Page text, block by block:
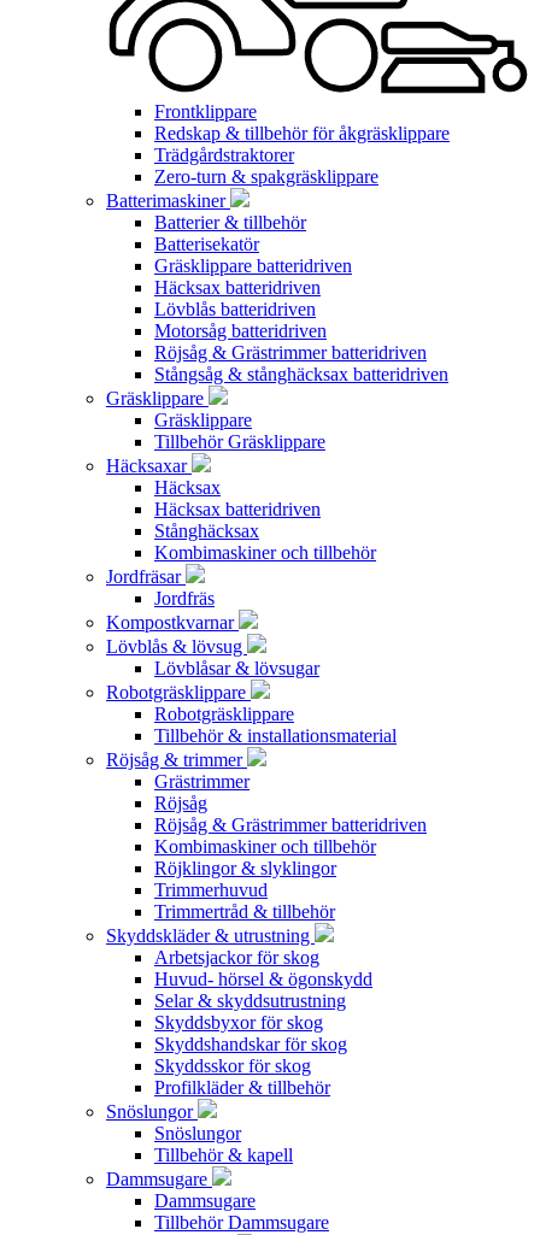
Frontklippare
Redskap & tillbehör för åkgräsklippare
Trädgårdstraktorer
Zero-turn & spakgräsklippare
Batterimaskiner
Batterier & tillbehör
Batterisekatör
Gräsklippare batteridriven
Häcksax batteridriven
Lövblås batteridriven
Motorsåg batteridriven
Röjsåg & Grästrimmer batteridriven
Stångsåg & stånghäcksax batteridriven
Gräsklippare
Gräsklippare
Tillbehör Gräsklippare
Häcksaxar
Häcksax
Häcksax batteridriven
Stånghäcksax
Kombimaskiner och tillbehör
Jordfräsar
Jordfräs
Kompostkvarnar
Lövblås & lövsug
Lövblåsar & lövsugar
Robotgräsklippare
Robotgräsklippare
Tillbehör & installationsmaterial
Röjsåg & trimmer
Grästrimmer
Röjsåg
Röjsåg & Grästrimmer batteridriven
Kombimaskiner och tillbehör
Röjklingor & slyklingor
Trimmerhuvud
Trimmertråd & tillbehör
Skyddskläder & utrustning
Arbetsjackor för skog
Huvud- hörsel & ögonskydd
Selar & skyddsutrustning
Skyddsbyxor för skog
Skyddshandskar för skog
Skyddsskor för skog
Profilkläder & tillbehör
Snöslungor
Snöslungor
Tillbehör & kapell
Dammsugare
Dammsugare
Tillbehör Dammsugare